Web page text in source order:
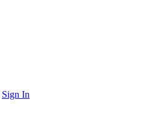
Sign In